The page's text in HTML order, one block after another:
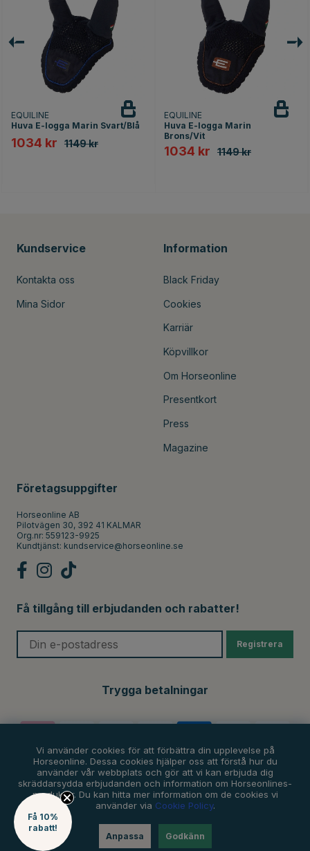
EQUILINE
Huva E-logga Marin Svart/Blå
1034 kr 1149 kr
EQUILINE
Huva E-logga Marin
Brons/Vit
1034 kr 1149 kr
Kundservice
Kontakta oss
Mina Sidor
Information
Black Friday
Cookies
Karriär
Köpvillkor
Om Horseonline
Presentkort
Press
Magazine
Företagsuppgifter
Horseonline AB
Pilotvägen 30, 392 41 KALMAR
Org.nr: 559123-9925
Kundtjänst: kundservice@horseonline.se
Få tillgång till erbjudanden och rabatter!
Registrera
Trygga betalningar
Vi använder cookies för att förbättra din upplevelse på
Horseonline. Dessa cookies hjälper oss att förstå hur du
använder vår webbplats och gör att vi kan erbjuda dig
skräddarsydda erbjudanden och information om Horseonlines-
produkter. Du kan hitta mer information om de cookies vi
använder via Cookie Policy.
Anpassa Godkänn
Få 10%
rabatt!